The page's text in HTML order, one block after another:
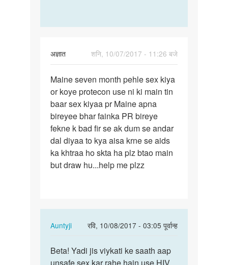
अज्ञात
शनि, 10/07/2017 - 11:26 बजे
Maine
seven
month
pehle
sex…
Maine seven month pehle sex kiya
or koye protecon use ni ki main tin
baar sex kiyaa pr Maine apna
bireyee bhar fainka PR bireye
fekne k bad fir se ak dum se andar
dal diyaa to kya aisa krne se aids
ka khtraa ho skta ha plz btao main
but draw hu...help me plzz
Auntyji
रवि, 10/08/2017 - 03:05 पूर्वान्ह
In
to
Maine
Beta!
Yadi
Beta! Yadi jis viykati ke saath aap